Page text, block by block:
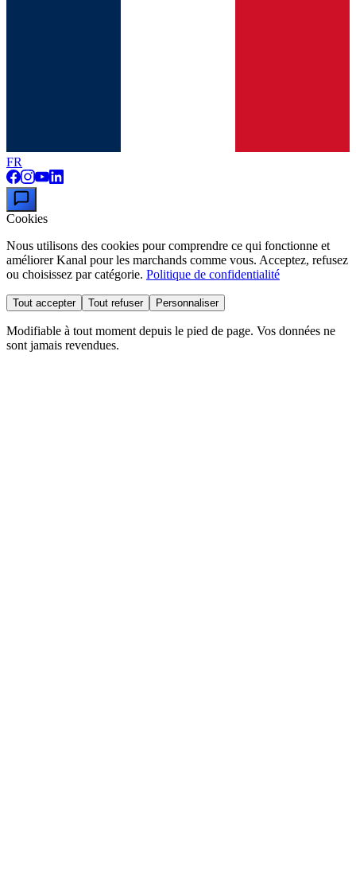
FR
Cookies
Nous utilisons des cookies pour comprendre ce qui fonctionne et
améliorer Kanal pour les marchands comme vous. Acceptez, refusez
ou choisissez par catégorie. Politique de confidentialité
Tout accepter Tout refuser Personnaliser
Modifiable à tout moment depuis le pied de page. Vos données ne
sont jamais revendues.